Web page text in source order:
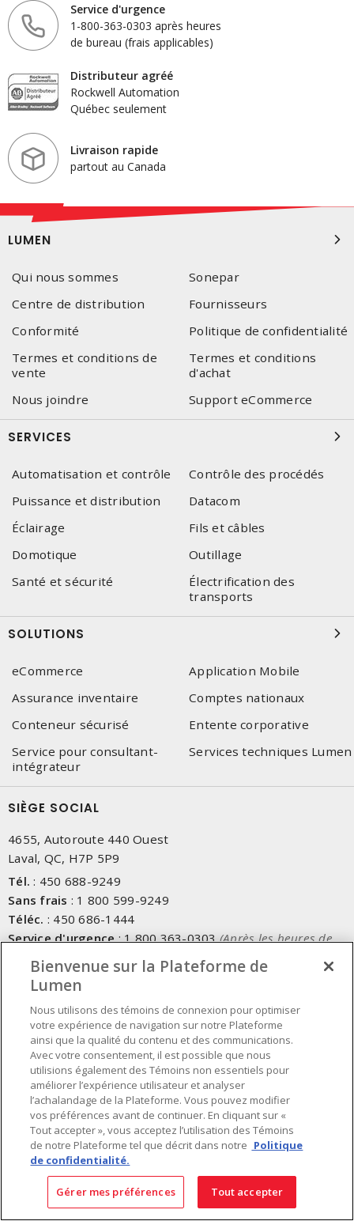
Service d'urgence
1-800-363-0303 après heures
de bureau (frais applicables)
Distributeur agréé
Rockwell Automation
Québec seulement
Livraison rapide
partout au Canada
LUMEN
Qui nous sommes
Sonepar
Centre de distribution
Fournisseurs
Conformité
Politique de confidentialité
Termes et conditions de
vente
Termes et conditions
d'achat
Nous joindre
Support eCommerce
SERVICES
Automatisation et contrôle
Contrôle des procédés
Puissance et distribution
Datacom
Éclairage
Fils et câbles
Domotique
Outillage
Santé et sécurité
Électrification des
transports
SOLUTIONS
eCommerce
Application Mobile
Assurance inventaire
Comptes nationaux
Conteneur sécurisé
Entente corporative
Service pour consultant-
intégrateur
Services techniques Lumen
SIÈGE SOCIAL
4655, Autoroute 440 Ouest
Laval, QC, H7P 5P9
Tél. : 450 688-9249
Sans frais : 1 800 599-9249
Téléc. : 450 686-1444
Service d'urgence:1 800 363-0303 (Après les heures de
bureau - 17h00 et 7h00, Frais applicables)
Fait au Canada avec des composants canadiens et importés
INSCRIVEZ-VOUS À L'INFOLETTRE
Obtenez des informations à jour sur les offres de Lumen
Bienvenue sur la Plateforme de
Lumen
Nous utilisons des témoins de connexion pour optimiser
votre expérience de navigation sur notre Plateforme
ainsi que la qualité du contenu et des communications.
Avec votre consentement, il est possible que nous
utilisions également des Témoins non essentiels pour
améliorer l’expérience utilisateur et analyser
l’achalandage de la Plateforme. Vous pouvez modifier
vos préférences avant de continuer. En cliquant sur «
Tout accepter », vous acceptez l’utilisation des Témoins
de notre Plateforme tel que décrit dans notre Politique
de confidentialité.
Gérer mes préférences Tout accepter